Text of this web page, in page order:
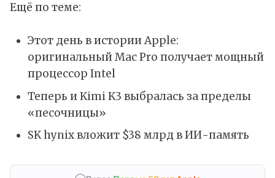
Ещё по теме:
Этот день в истории Apple:
оригинальный Mac Pro получает мощный
процессор Intel
Теперь и Kimi K3 выбралась за пределы
«песочницы»
SK hynix вложит $38 млрд в ИИ-память